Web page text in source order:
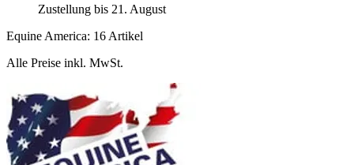
Zustellung bis 21. August
Equine America: 16 Artikel
Alle Preise inkl. MwSt.